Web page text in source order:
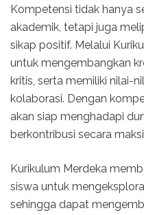
Kompetensi tidak hanya
akademik, tetapi juga
sikap positif. Melalui
untuk mengembangkan
kritis, serta memiliki nilai-
kolaborasi. Dengan
akan siap menghadapi
berkontribusi secara
Kurikulum Merdeka
siswa untuk
sehingga dapat